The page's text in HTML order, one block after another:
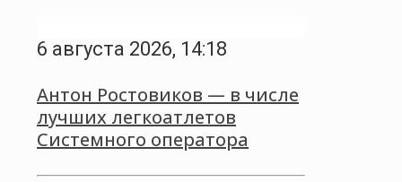
6 августа 2026, 14:18
Антон Ростовиков — в числе
лучших легкоатлетов
Системного оператора